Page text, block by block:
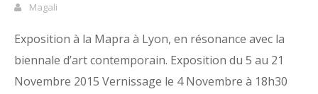
Magali
Exposition à la Mapra à Lyon, en résonance avec la
biennale d’art contemporain. Exposition du 5 au 21
Novembre 2015 Vernissage le 4 Novembre à 18h30